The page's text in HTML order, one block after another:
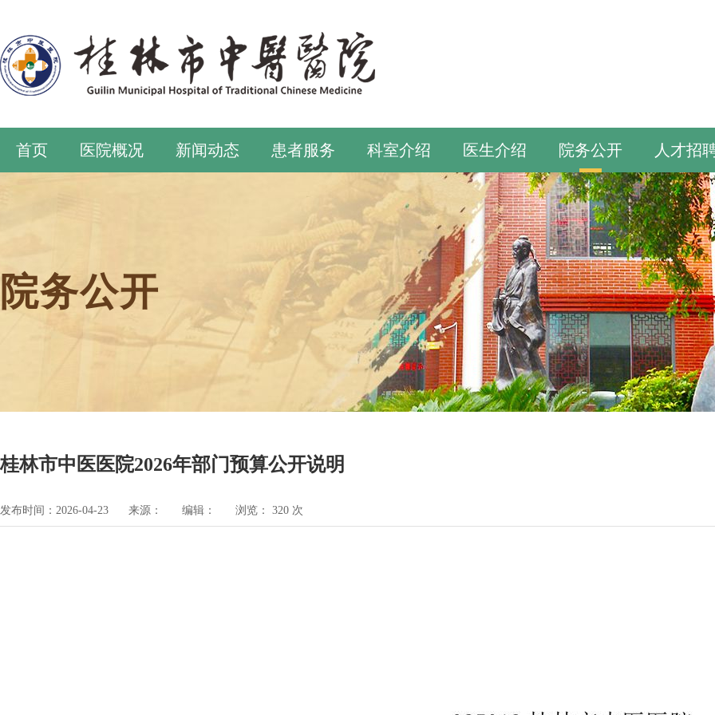
首页 医院概况 新闻动态 患者服务 科室介绍 医生介绍 院务公开 人才招
院务公开
桂林市中医医院2026年部门预算公开说明
发布时间：2026-04-23 来源： 编辑： 浏览： 320 次